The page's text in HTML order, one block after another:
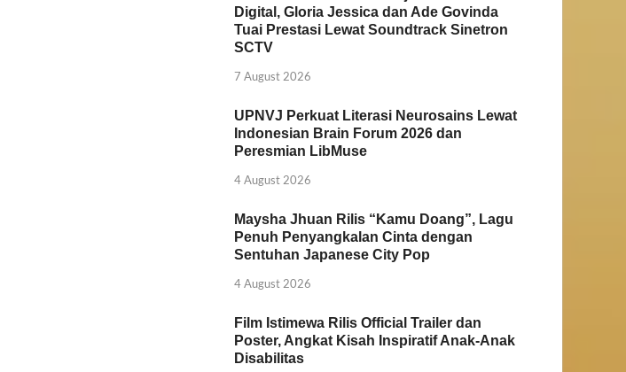
Digital, Gloria Jessica dan Ade Govinda
Tuai Prestasi Lewat Soundtrack Sinetron
SCTV
7 August 2026
UPNVJ Perkuat Literasi Neurosains Lewat
Indonesian Brain Forum 2026 dan
Peresmian LibMuse
4 August 2026
Maysha Jhuan Rilis “Kamu Doang”, Lagu
Penuh Penyangkalan Cinta dengan
Sentuhan Japanese City Pop
4 August 2026
Film Istimewa Rilis Official Trailer dan
Poster, Angkat Kisah Inspiratif Anak-Anak
Disabilitas